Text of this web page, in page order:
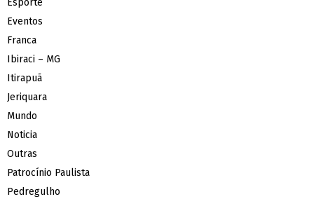
Esporte
Eventos
Franca
Ibiraci – MG
Itirapuã
Jeriquara
Mundo
Noticia
Outras
Patrocínio Paulista
Pedregulho